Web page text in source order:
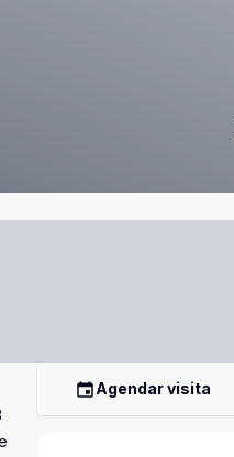
Agendar visita